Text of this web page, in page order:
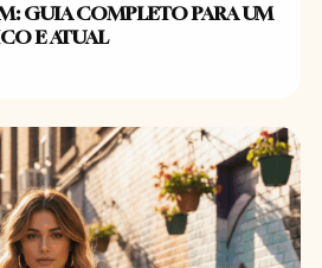
GUIA COMPLETO PARA UM
E ATUAL